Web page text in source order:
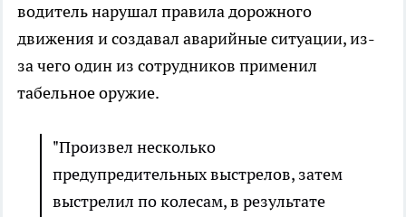
водитель нарушал правила дорожного
движения и создавал аварийные ситуации, из-
за чего один из сотрудников применил
табельное оружие.
"Произвел несколько
предупредительных выстрелов, затем
выстрелил по колесам, в результате